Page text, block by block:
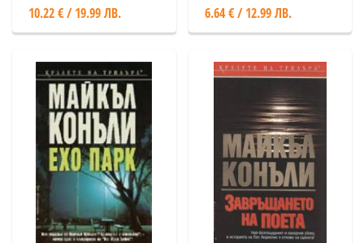
10.22 € / 19.99 ЛВ. 6.64 € / 12.99 ЛВ.